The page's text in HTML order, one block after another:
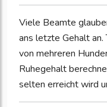
Viele Beamte
ans letzte Gehalt
von mehreren
Ruhegehalt
selten erreicht wird